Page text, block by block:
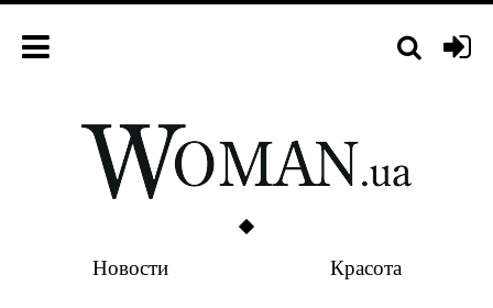
Новости Красота